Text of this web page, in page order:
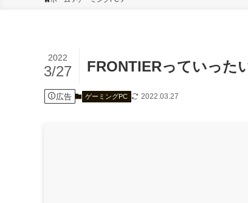
FRONTIERっていった
2022
3/27
広告 ゲーミングPC 2022.03.27